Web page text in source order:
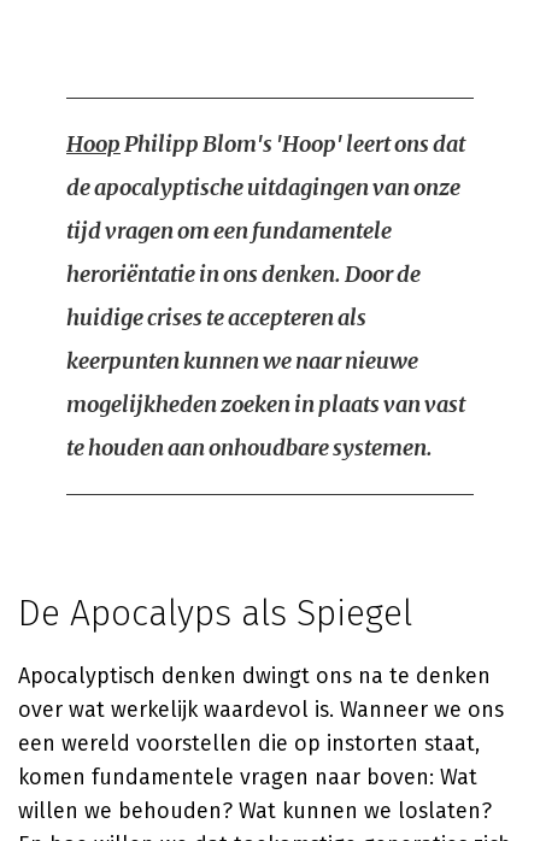
HoopPhilipp Blom's 'Hoop' leert ons dat
de apocalyptische uitdagingen van onze
tijd vragen om een fundamentele
heroriëntatie in ons denken. Door de
huidige crises te accepteren als
keerpunten kunnen we naar nieuwe
mogelijkheden zoeken in plaats van vast
te houden aan onhoudbare systemen.
De Apocalyps als Spiegel
Apocalyptisch denken dwingt ons na te denken
over wat werkelijk waardevol is. Wanneer we ons
een wereld voorstellen die op instorten staat,
komen fundamentele vragen naar boven: Wat
willen we behouden? Wat kunnen we loslaten?